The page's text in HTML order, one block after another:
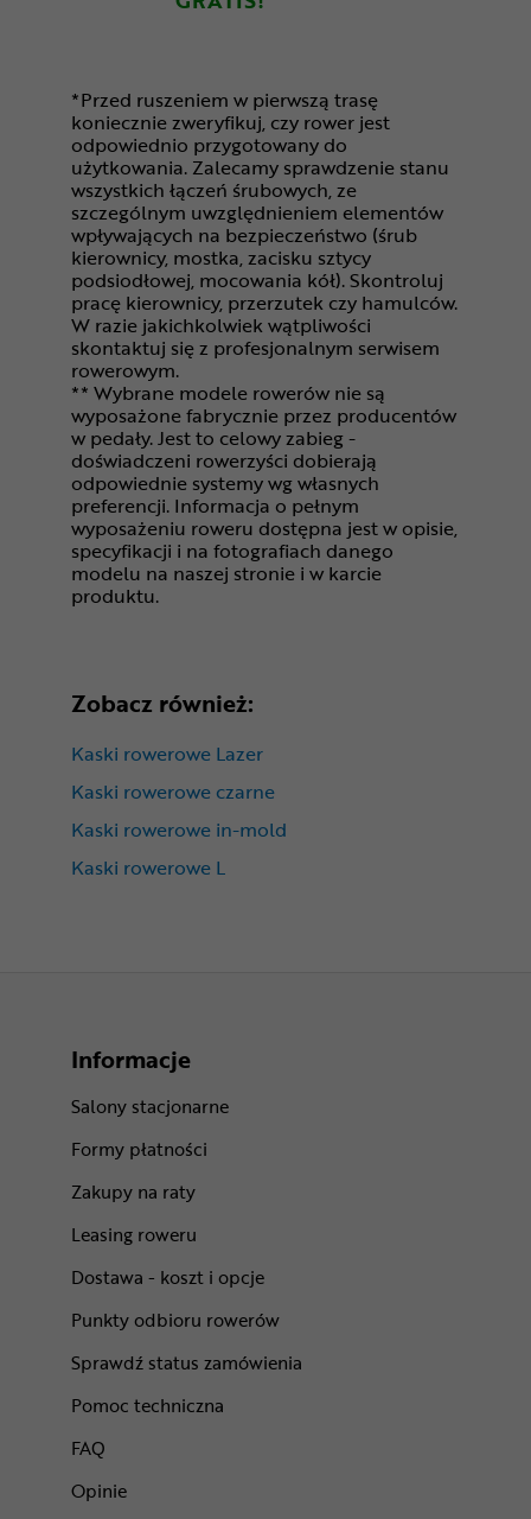
*Przed ruszeniem w pierwszą trasę
koniecznie zweryfikuj, czy rower jest
odpowiednio przygotowany do
użytkowania. Zalecamy sprawdzenie stanu
wszystkich łączeń śrubowych, ze
szczególnym uwzględnieniem elementów
wpływających na bezpieczeństwo (śrub
kierownicy, mostka, zacisku sztycy
podsiodłowej, mocowania kół). Skontroluj
pracę kierownicy, przerzutek czy hamulców.
W razie jakichkolwiek wątpliwości
skontaktuj się z profesjonalnym serwisem
rowerowym.
** Wybrane modele rowerów nie są
wyposażone fabrycznie przez producentów
w pedały. Jest to celowy zabieg -
doświadczeni rowerzyści dobierają
odpowiednie systemy wg własnych
preferencji. Informacja o pełnym
wyposażeniu roweru dostępna jest w opisie,
specyfikacji i na fotografiach danego
modelu na naszej stronie i w karcie
produktu.
Zobacz również:
Kaski rowerowe Lazer
Kaski rowerowe czarne
Kaski rowerowe in-mold
Kaski rowerowe L
Informacje
Salony stacjonarne
Formy płatności
Zakupy na raty
Leasing roweru
Dostawa - koszt i opcje
Punkty odbioru rowerów
Sprawdź status zamówienia
Pomoc techniczna
FAQ
Opinie